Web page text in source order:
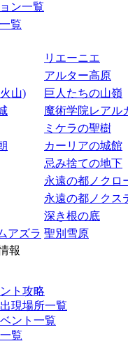
ン一覧
覧
リエーニエ
アルター高原
山)
巨人たちの山嶺
魔術学院レアル
ミケラの聖樹
カーリアの城館
忌み捨ての地下
永遠の都ノクロ
永遠の都ノクス
深き根の底
アズラ 聖別雪原
報
ト攻略
現場所一覧
ント一覧
覧